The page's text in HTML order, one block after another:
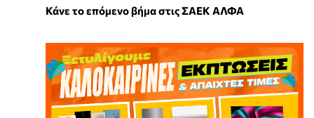
Κάνε το επόμενο βήμα στις ΣΑΕΚ ΑΛΦΑ